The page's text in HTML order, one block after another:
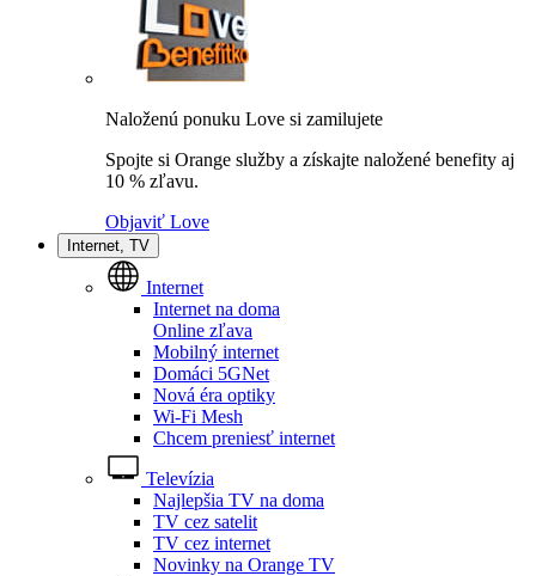
Naloženú ponuku Love si zamilujete
Spojte si Orange služby a získajte naložené benefity aj
10 % zľavu.
Objaviť Love
Internet, TV
Internet
Internet na doma
Online zľava
Mobilný internet
Domáci 5GNet
Nová éra optiky
Wi-Fi Mesh
Chcem preniesť internet
Televízia
Najlepšia TV na doma
TV cez satelit
TV cez internet
Novinky na Orange TV